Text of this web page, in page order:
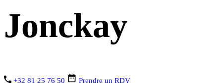
Jonckay
+32 81 25 76 50
Prendre un RDV